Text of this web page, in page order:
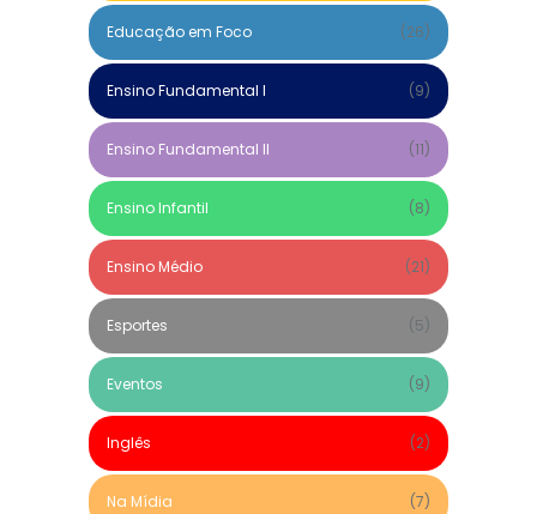
Educação em Foco (26)
Ensino Fundamental I (9)
Ensino Fundamental II (11)
Ensino Infantil (8)
Ensino Médio (21)
Esportes (5)
Eventos (9)
Inglês (2)
Na Mídia (7)